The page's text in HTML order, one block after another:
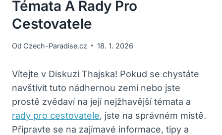
Témata A Rady Pro
Cestovatele
Od Czech-Paradise.cz 18. 1. 2026
Vítejte v Diskuzi Thajska! Pokud se chystáte
navštívit tuto nádhernou zemi nebo jste
prostě zvědaví na její nejžhavější témata a
rady pro cestovatele, jste na správném místě.
Připravte se na zajímavé informace, tipy a